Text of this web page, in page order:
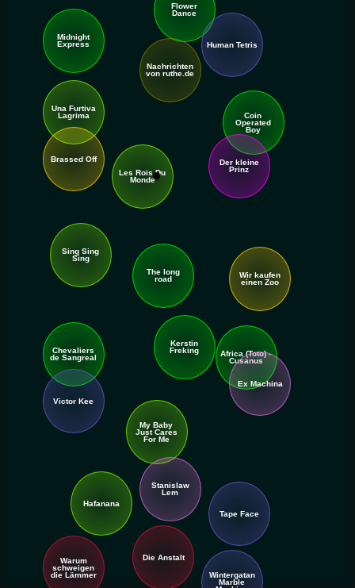
Midnight
Express
Flower
Dance
Human Tetris
Una Furtiva
Lagrima
Nachrichten
von ruthe.de
Coin
Operated
Boy
Brassed Off
Les Rois Du
Monde
Der kleine
Prinz
Sing Sing
Sing
The long
road
Wir kaufen
einen Zoo
Chevaliers
de Sangreal
Kerstin
Freking
Africa (Toto) -
Cusanus
Victor Kee
My Baby
Just Cares
For Me
Ex Machina
Hafanana
Stanislaw
Lem
Tape Face
Warum
schweigen
die Lämmer
Die Anstalt
Wintergatan
Marble